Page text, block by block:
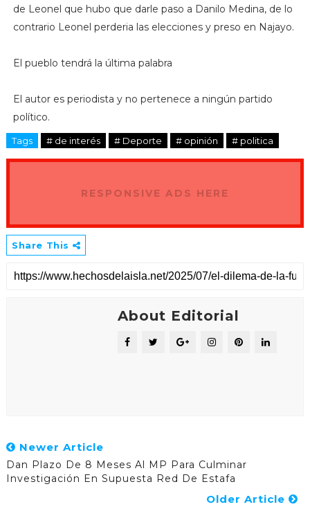
de Leonel que hubo que darle paso a Danilo Medina, de lo
contrario Leonel perderia las elecciones y preso en Najayo.
El pueblo tendrá la última palabra
El autor es periodista y no pertenece a ningún partido
político.
Tags # de interés # Deporte # opinión # politica
RESPONSIVE ADS HERE
Share This
About Editorial
Newer Article
Dan Plazo De 8 Meses Al MP Para Culminar
Investigación En Supuesta Red De Estafa
Older Article